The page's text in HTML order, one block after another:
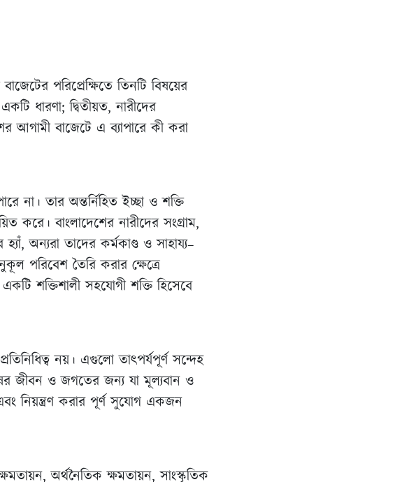
পরিপ্রেক্ষিতে তিনটি বিষয়ের
ধারণা; দ্বিতীয়ত, নারীদের
আগামী বাজেটে এ ব্যাপারে কী করা
না। তার অন্তর্নিহিত ইচ্ছা ও শক্তি
করে। বাংলাদেশের নারীদের সংগ্রাম,
অন্যরা তাদের কর্মকাণ্ড ও সাহায্য–
পরিবেশ তৈরি করার ক্ষেত্রে
শক্তিশালী সহযোগী শক্তি হিসেবে
নয়। এগুলো তাৎপর্যপূর্ণ সন্দেহ
জীবন ও জগতের জন্য যা মূল্যবান ও
নিয়ন্ত্রণ করার পূর্ণ সুযোগ একজন
অর্থনৈতিক ক্ষমতায়ন, সাংস্কৃতিক